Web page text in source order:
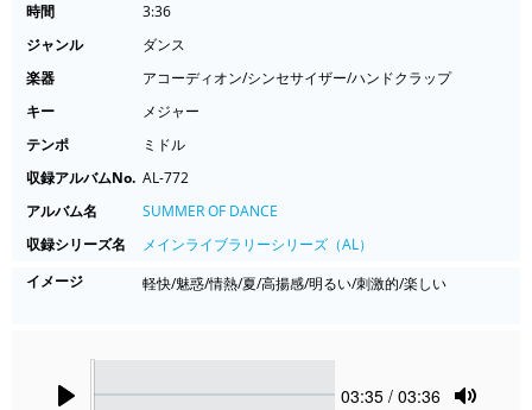
時間
3:36
ジャンル
ダンス
楽器
アコーディオン/シンセサイザー/ハンドクラップ
キー
メジャー
テンポ
ミドル
収録アルバムNo. AL-772
アルバム名
SUMMER OF DANCE
収録シリーズ名
メインライブラリーシリーズ（AL）
イメージ
軽快/魅惑/情熱/夏/高揚感/明るい/刺激的/楽しい
Current
03:35 / 03:36